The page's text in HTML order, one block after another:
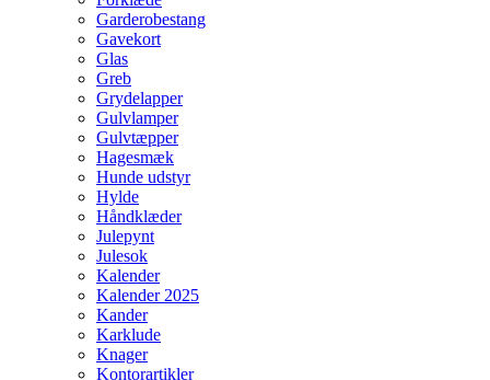
Garderobestang
Gavekort
Glas
Greb
Grydelapper
Gulvlamper
Gulvtæpper
Hagesmæk
Hunde udstyr
Hylde
Håndklæder
Julepynt
Julesok
Kalender
Kalender 2025
Kander
Karklude
Knager
Kontorartikler